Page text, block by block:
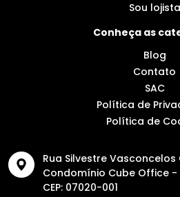
Sou lojista
Conheça as
Blog
Contato
SAC
Política de
Política de
Rua Silvestre
Condomínio Cube Office -
CEP: 07020-001